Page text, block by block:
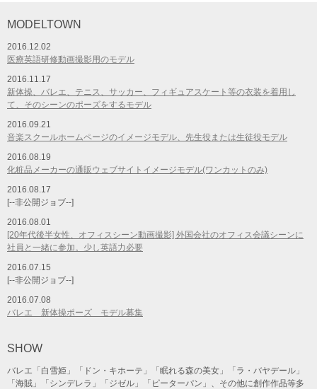
MODELTOWN
2016.12.02
医療英語研修動画撮影用のモデル
2016.11.17
新体操、バレエ、テニス、サッカー、フィギュアスケート等の衣装を着用し
て、そのシーンのポーズをするモデル
2016.09.21
音楽スクールホームページのイメージモデル、先生役または生徒役モデル
2016.08.19
化粧品メーカーの通販ウェブサイトイメージモデル(ワンカットのみ)
2016.08.17
[--非公開ジョブ--]
2016.08.01
[20年代後半女性、オフィスシーン動画撮影] 外国会社のオフィス会議シーンに
社員と一緒に参加。少し英語力必要
2016.07.15
[--非公開ジョブ--]
2016.07.08
バレエ 新体操ポーズ モデル募集
SHOW
バレエ「白雪姫」「ドン・キホーテ」「眠れる森の美女」「ラ・バヤデール」
「海賊」「シンデレラ」「ジゼル」「ピーターパン」、その他に創作作品等多